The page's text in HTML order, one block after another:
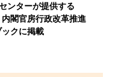
ンターが提供する
内閣官房行政改革推進
クに掲載